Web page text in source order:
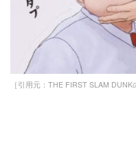
［引用元：THE FIRST SLAM DUNK